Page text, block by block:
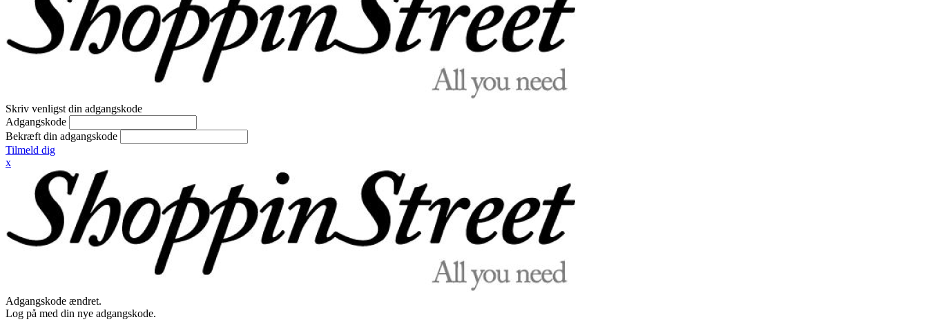
Skriv venligst din adgangskode
Adgangskode
Bekræft din adgangskode
Tilmeld dig
x
Adgangskode ændret.
Log på med din nye adgangskode.